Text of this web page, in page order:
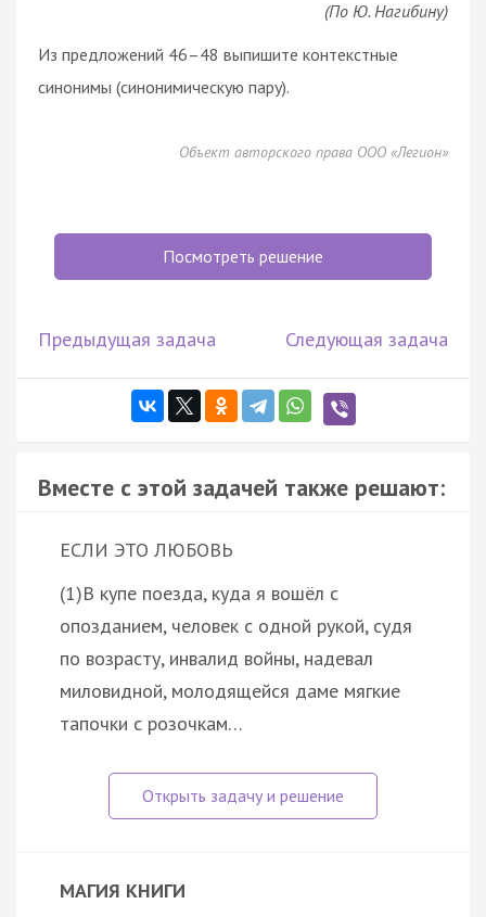
(По Ю. Нагибину)
Из предложений 46–48 выпишите контекстные
синонимы (синонимическую пару).
Объект авторского права ООО «Легион»
Посмотреть решение
Предыдущая задача Следующая задача
Вместе с этой задачей также решают:
ЕСЛИ ЭТО ЛЮБОВЬ
(1)В купе поезда, куда я вошёл с
опозданием, человек с одной рукой, судя
по возрасту, инвалид войны, надевал
миловидной, молодящейся даме мягкие
тапочки с розочкам…
МАГИЯ КНИГИ